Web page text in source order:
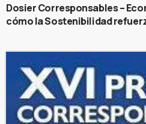
Dosier Corresponsables –
cómo la Sostenibilidad